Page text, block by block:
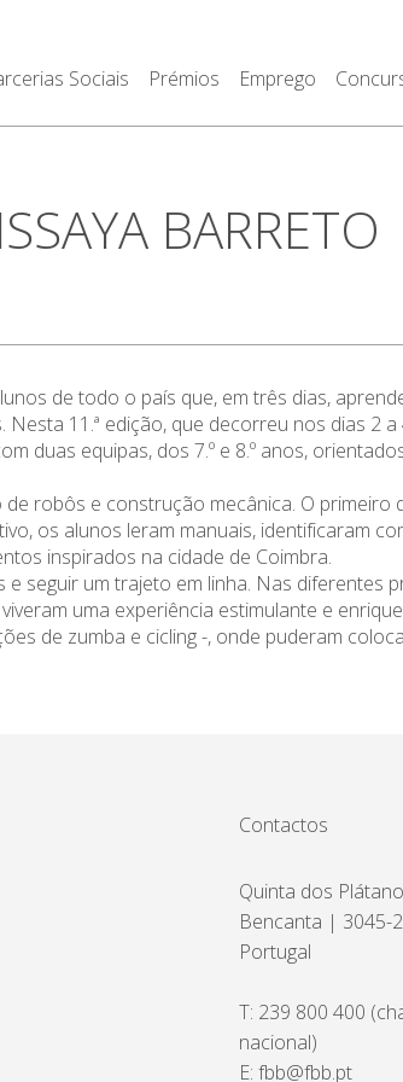
Sociais Prémios Emprego
BARRETO
de todo o país que, em três dias,
11.ª edição, que decorreu nos dias 2
duas equipas, dos 7.º e 8.º anos,
robôs e construção mecânica. O primeiro
os alunos leram manuais, identificaram
inspirados na cidade de Coimbra.
seguir um trajeto em linha. Nas diferentes
uma experiência estimulante e
de zumba e cicling -, onde puderam
Contactos
Quinta dos
Bencanta | 3045-
Portugal
T: 239 800 400
nacional)
E:fbb@fbb.pt